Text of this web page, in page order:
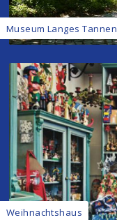
Museum Langes Tannen
Weihnachtshaus